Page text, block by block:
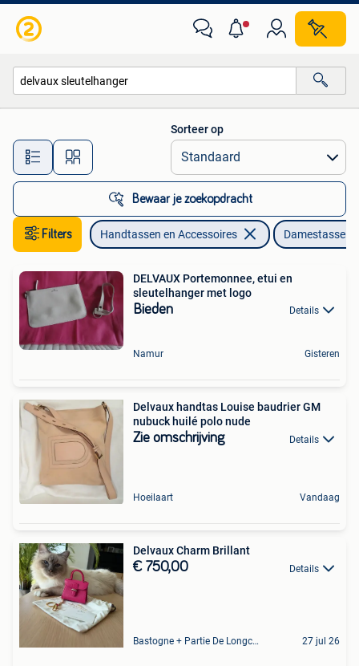
Alle afstanden…
Sorteer op
Bewaar je zoekopdracht
Filters Handtassen en Accessoires Damestassen
DELVAUX Portemonnee, etui en
sleutelhanger met logo
Bieden Details
Namur Gisteren
Delvaux handtas Louise baudrier GM
nubuck huilé polo nude
Zie omschrijving Details
Hoeilaart Vandaag
Delvaux Charm Brillant
€ 750,00 Details
Bastogne + Partie De Longchamps Et Sibret 27 jul 26